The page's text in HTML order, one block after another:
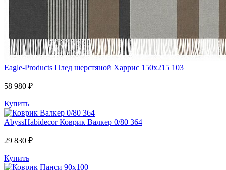
Eagle-Products Плед шерстяной Харрис 150х215 103
58 980 ₽
Купить
AbyssHabidecor Коврик Валкер 0/80 364
29 830 ₽
Купить